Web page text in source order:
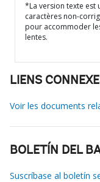
*La version texte est
caractères non-
pour accommoder
lentes.
LIENS
Voir les documents
BOLETÍN DEL
Suscríbase al boletín